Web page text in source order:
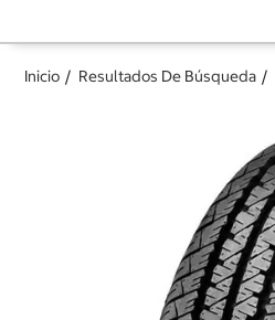
Inicio Resultados De Búsqueda